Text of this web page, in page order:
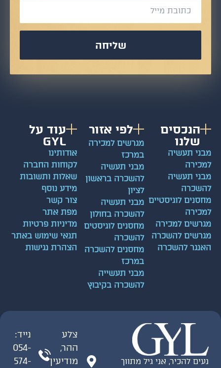
שליחה
הנכסים
שלנו
תעשיה
תעשיה
לוגיסטיים
למכירה
להשכרה
להשכרה
לפי אזור
מגרשים למכירה
במרכז
מבני תעשיה
להשכרה בראשון
מבני תעשיה
להשכרה בחולון
מחסנים לוגיסטים
להשכרה
מחסנים להשכרה
במרכז
מבני תעשייה
להשכרה בקיבוץ
עוד על
GYL
אודותינו
לקוחות החברה
שאלות ותשובות
מידע נוסף
צור קשר
מפת אתר
מדיניות פרטיות
תנאי שימוש באתר
הצהרת נגישות
להכיר, אני גיל מתווך
ההר,
מודיעין
054-
574-